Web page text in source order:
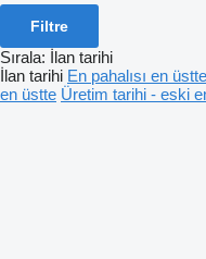
Filtre
Sırala: İlan tarihi
İlan tarihi En pahalısı en üstte
en üstte Üretim tarihi - eski